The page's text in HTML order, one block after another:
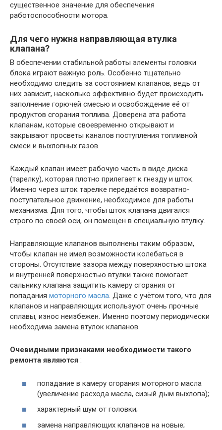
существенное значение для обеспечения
работоспособности мотора.
Для чего нужна направляющая втулка
клапана?
В обеспечении стабильной работы элементы головки
блока играют важную роль. Особенно тщательно
необходимо следить за состоянием клапанов, ведь от
них зависит, насколько эффективно будет происходить
заполнение горючей смесью и освобождение её от
продуктов сгорания топлива. Доверена эта работа
клапанам, которые своевременно открывают и
закрывают просветы каналов поступления топливной
смеси и выхлопных газов.
Каждый клапан имеет рабочую часть в виде диска
(тарелку), которая плотно прилегает к гнезду и шток.
Именно через шток тарелке передаётся возвратно-
поступательное движение, необходимое для работы
механизма. Для того, чтобы шток клапана двигался
строго по своей оси, он помещён в специальную втулку.
Направляющие клапанов выполнены таким образом,
чтобы клапан не имел возможности колебаться в
стороны. Отсутствие зазора между поверхностью штока
и внутренней поверхностью втулки также помогает
сальнику клапана защитить камеру сгорания от
попадания моторного масла. Даже с учётом того, что для
клапанов и направляющих используют очень прочные
сплавы, износ неизбежен. Именно поэтому периодически
необходима замена втулок клапанов.
Очевидными признаками необходимости такого
ремонта являются :
попадание в камеру сгорания моторного масла
(увеличение расхода масла, сизый дым выхлопа);
характерный шум от головки;
замена направляющих клапанов на новые;